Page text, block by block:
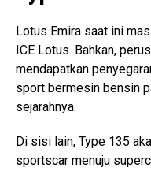
Lotus Emira saat ini
ICE Lotus. Bahkan,
mendapatkan
sport bermesin bensin
sejarahnya.
Di sisi lain, Type 135
sportscar menuju